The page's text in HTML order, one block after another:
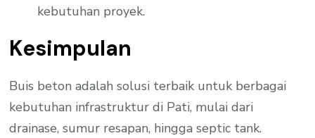
kebutuhan proyek.
Kesimpulan
Buis beton adalah solusi terbaik untuk berbagai
kebutuhan infrastruktur di Pati, mulai dari
drainase, sumur resapan, hingga septic tank.